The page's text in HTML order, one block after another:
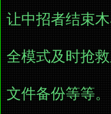
让中招者结束
全模式及时抢
文件备份等等。